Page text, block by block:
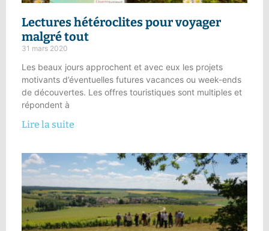
Lectures hétéroclitespour voyager
malgré tout
31 mars 2020
Les beaux jours approchent et avec eux les projets
motivants d’éventuelles futures vacances ou week-ends
de découvertes. Les offres touristiques sont multiples et
répondent à
Lire la suite